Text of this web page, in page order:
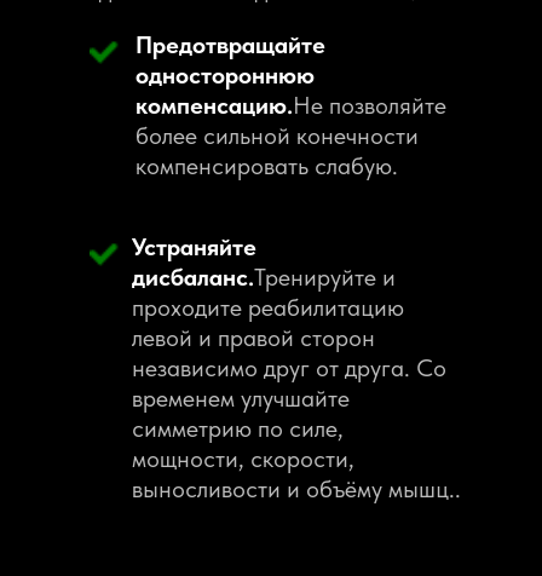
Предотвращайте
одностороннюю
компенсацию.Не позволяйте
более сильной конечности
компенсировать слабую.
Устраняйте
дисбаланс.Тренируйте и
проходите реабилитацию
левой и правой сторон
независимо друг от друга. Со
временем улучшайте
симметрию по силе,
мощности, скорости,
выносливости и объёму мышц..